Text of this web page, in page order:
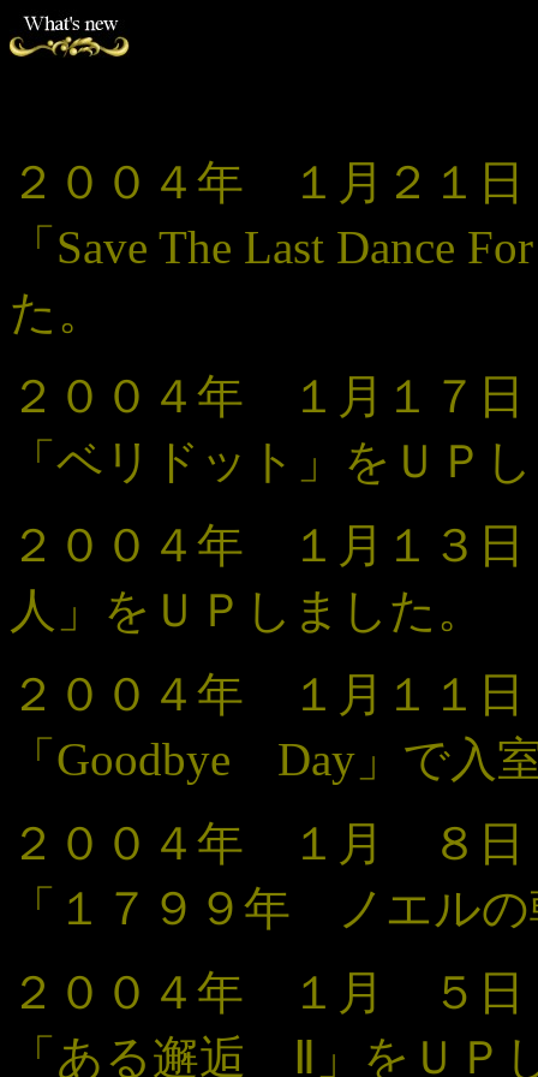
２００４年 １月２１
「 Save The Last Dance
た。
２００４年 １月１７
「ベリドット」をＵＰ
２００４年 １月１３
人」をＵＰしました。
２００４年 １月１１
「Goodbye Day 」で入
２００４年 １月 ８
「１７９９年 ノエル
２００４年 １月 ５日
「ある邂逅 Ⅱ」をＵＰ